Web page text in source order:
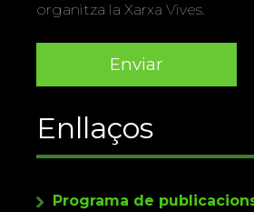
organitza la Xarxa Vives.
Enllaços
Programa de